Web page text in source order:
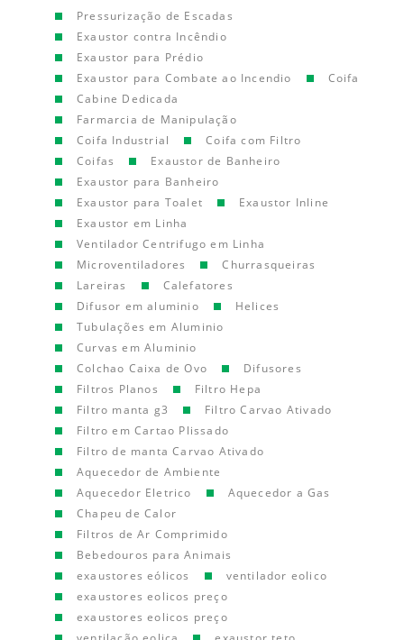
Pressurização de Escadas
Exaustor contra Incêndio
Exaustor para Prédio
Exaustor para Combate ao Incendio
Coifa
Cabine Dedicada
Farmarcia de Manipulação
Coifa Industrial
Coifa com Filtro
Coifas
Exaustor de Banheiro
Exaustor para Banheiro
Exaustor para Toalet
Exaustor Inline
Exaustor em Linha
Ventilador Centrifugo em Linha
Microventiladores
Churrasqueiras
Lareiras
Calefatores
Difusor em aluminio
Helices
Tubulações em Aluminio
Curvas em Aluminio
Colchao Caixa de Ovo
Difusores
Filtros Planos
Filtro Hepa
Filtro manta g3
Filtro Carvao Ativado
Filtro em Cartao Plissado
Filtro de manta Carvao Ativado
Aquecedor de Ambiente
Aquecedor Eletrico
Aquecedor a Gas
Chapeu de Calor
Filtros de Ar Comprimido
Bebedouros para Animais
exaustores eólicos
ventilador eolico
exaustores eolicos preço
exaustores eolicos preço